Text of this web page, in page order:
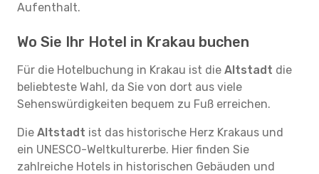
Aufenthalt.
Wo Sie Ihr Hotel in Krakau buchen
Für die Hotelbuchung in Krakau ist die Altstadt die
beliebteste Wahl, da Sie von dort aus viele
Sehenswürdigkeiten bequem zu Fuß erreichen.
Die Altstadt ist das historische Herz Krakaus und
ein UNESCO-Weltkulturerbe. Hier finden Sie
zahlreiche Hotels in historischen Gebäuden und